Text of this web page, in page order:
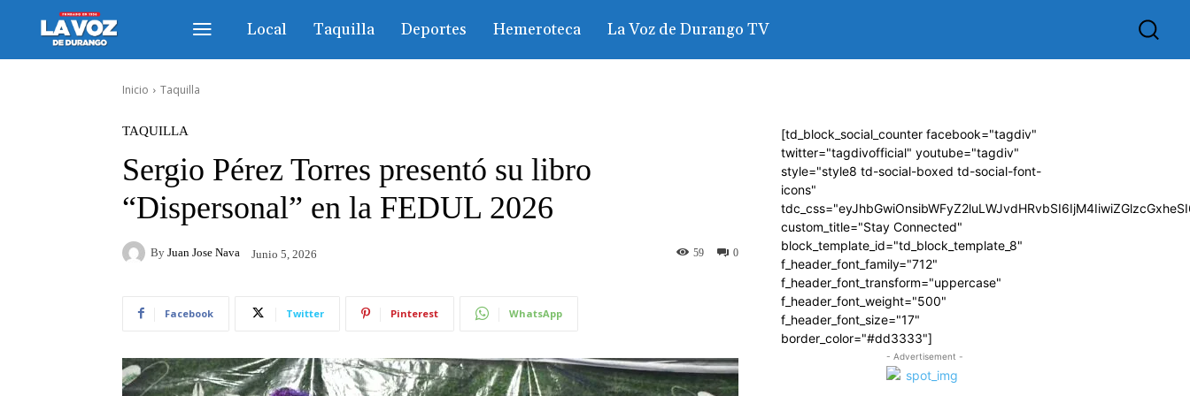
Local Taquilla Deportes Hemeroteca La Voz de Durango TV
Inicio Taquilla
TAQUILLA
Sergio Pérez Torres presentó su libro
“Dispersonal” en la FEDUL 2026
By Juan Jose Nava Junio 5, 2026 0
59
Facebook Twitter Pinterest WhatsApp
[td_block_social_counter facebook="tagdiv"
twitter="tagdivofficial" youtube="tagdiv"
style="style8 td-social-boxed td-social-font-
icons"
custom_title="Stay Connected"
block_template_id="td_block_template_8"
f_header_font_family="712"
f_header_font_transform="uppercase"
f_header_font_weight="500"
f_header_font_size="17"
border_color="#dd3333"]
- Advertisement -